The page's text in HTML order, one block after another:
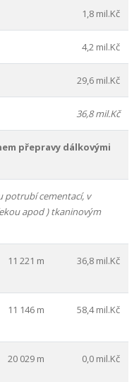
1,8 mil.Kč
4,2 mil.Kč
29,6 mil.Kč
36,8 mil.Kč
přepravy dálkovými
potrubí cementací, v
apod ) tkaninovým
11 221 m 36,8 mil.Kč
11 146 m 58,4 mil.Kč
20 029 m 0,0 mil.Kč